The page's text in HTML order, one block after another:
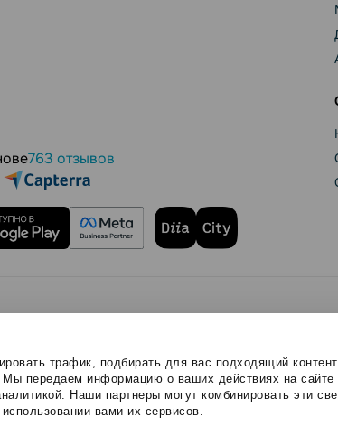
трафик, подбирать для вас подходящий
передаем информацию о ваших действиях на
Наши партнеры могут комбинировать эти
вами их сервисов.
763 отзывов
Все права защищены.